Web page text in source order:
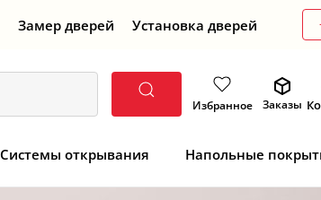
Замер дверей Установка дверей
Избранное Заказы
Системы открывания Напольные